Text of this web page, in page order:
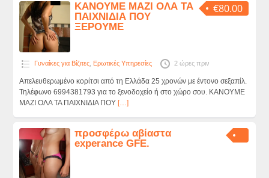
€80.00
ΚΑΝΟΥΜΕ ΜΑΖΙ ΟΛΑ ΤΑ
ΠΑΙΧΝΙΔΙΑ ΠΟΥ
ΞΕΡΟΥΜΕ
Γυναίκες για Βίζιτες, Ερωτικές Υπηρεσίες 2 ώρες πριν
Aπελευθερωμένο κορίτσι από τη Ελλάδα 25 χρονών με έντονο σεξαπίλ.
Τηλέφωνο 6994381793 για το ξενοδοχείο ή στο χώρο σου. ΚΑΝΟΥΜΕ
ΜΑΖΙ ΟΛΑ ΤΑ ΠΑΙΧΝΙΔΙΑ ΠΟΥ […]
προσφέρω αβίαστα
experance GFE.